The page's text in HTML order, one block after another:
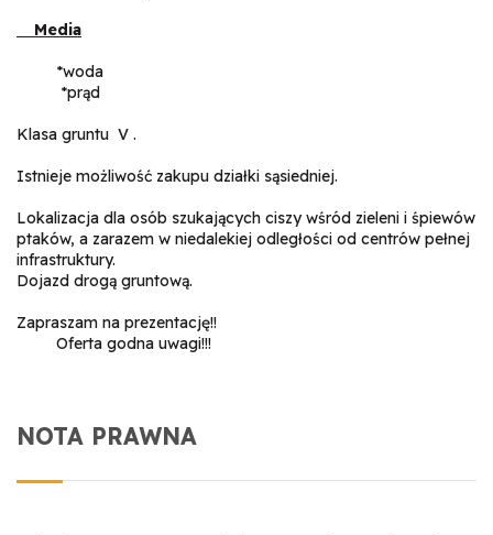
Media
*woda
*prąd
Klasa gruntu V .
Istnieje możliwość zakupu działki sąsiedniej.
Lokalizacja dla osób szukających ciszy wśród zieleni i śpiewów
ptaków, a zarazem w niedalekiej odległości od centrów pełnej
infrastruktury.
Dojazd drogą gruntową.
Zapraszam na prezentację!!
Oferta godna uwagi!!!
NOTA PRAWNA